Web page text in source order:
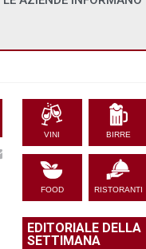
VINI BIRRE
FOOD RISTORANTI
EDITORIALE DELLA
SETTIMANA